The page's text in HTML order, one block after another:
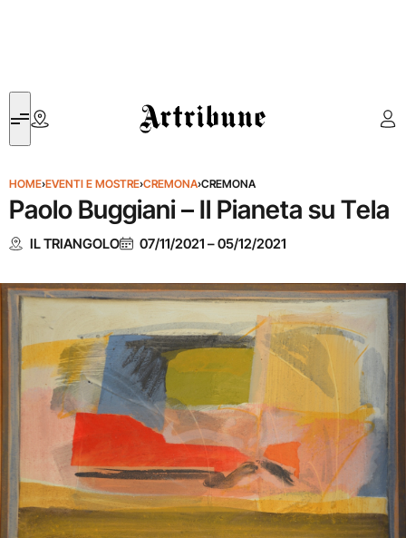
Artribune
HOME›EVENTI E MOSTRE›CREMONA›CREMONA
Paolo Buggiani – Il Pianeta su Tela
IL TRIANGOLO 07/11/2021 –05/12/2021